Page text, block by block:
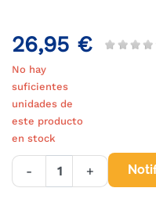
26,95 €
No hay
suficientes
unidades de
este producto
en stock
- +